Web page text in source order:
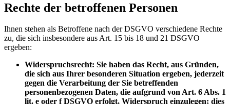
Rechte der betroffenen Personen
Ihnen stehen als Betroffene nach der DSGVO verschiedene Rechte
zu, die sich insbesondere aus Art. 15 bis 18 und 21 DSGVO
ergeben:
Widerspruchsrecht: Sie haben das Recht, aus Gründen,
die sich aus Ihrer besonderen Situation ergeben, jederzeit
gegen die Verarbeitung der Sie betreffenden
personenbezogenen Daten, die aufgrund von Art. 6 Abs. 1
lit. e oder f DSGVO erfolgt, Widerspruch einzulegen; dies